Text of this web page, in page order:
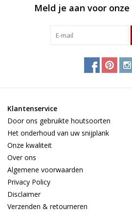
belang om in één plank houtsoorten
onnodige spanning op de lijmnaden.
zijn het grootst dwars op de vezels (de
krimp). Juist bij kopshouten
Meld je aan voor
Klantenservice
Door ons gebruikte houtsoorten
Het onderhoud van uw snijplank
Onze kwaliteit
Over ons
Algemene voorwaarden
Privacy Policy
Disclaimer
Verzenden & retourneren